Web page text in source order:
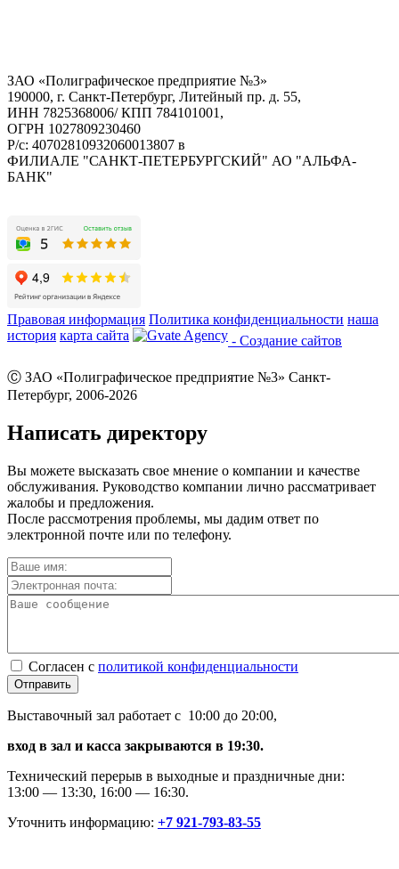
ЗАО «Полиграфическое предприятие №3»
190000, г. Санкт-Петербург, Литейный пр. д. 55,
ИНН 7825368006/ КПП 784101001,
ОГРН 1027809230460
Р/с: 40702810932060013807 в
ФИЛИАЛЕ "САНКТ-ПЕТЕРБУРГСКИЙ" АО "АЛЬФА-
БАНК"
Правовая информация Политика конфиденциальности наша
история карта сайта - Создание сайтов
Ⓒ ЗАО «Полиграфическое предприятие №3» Санкт-
Петербург, 2006-2026
Написать директору
Вы можете высказать свое мнение о компании и качестве
обслуживания. Руководство компании лично рассматривает
жалобы и предложения.
После рассмотрения проблемы, мы дадим ответ по
электронной почте или по телефону.
Согласен с политикой конфиденциальности
Отправить
Выставочный зал работает с 10:00 до 20:00,
вход в зал и касса закрываются в 19:30.
Технический перерыв в выходные и праздничные дни:
13:00 — 13:30, 16:00 — 16:30.
Уточнить информацию: +7 921-793-83-55